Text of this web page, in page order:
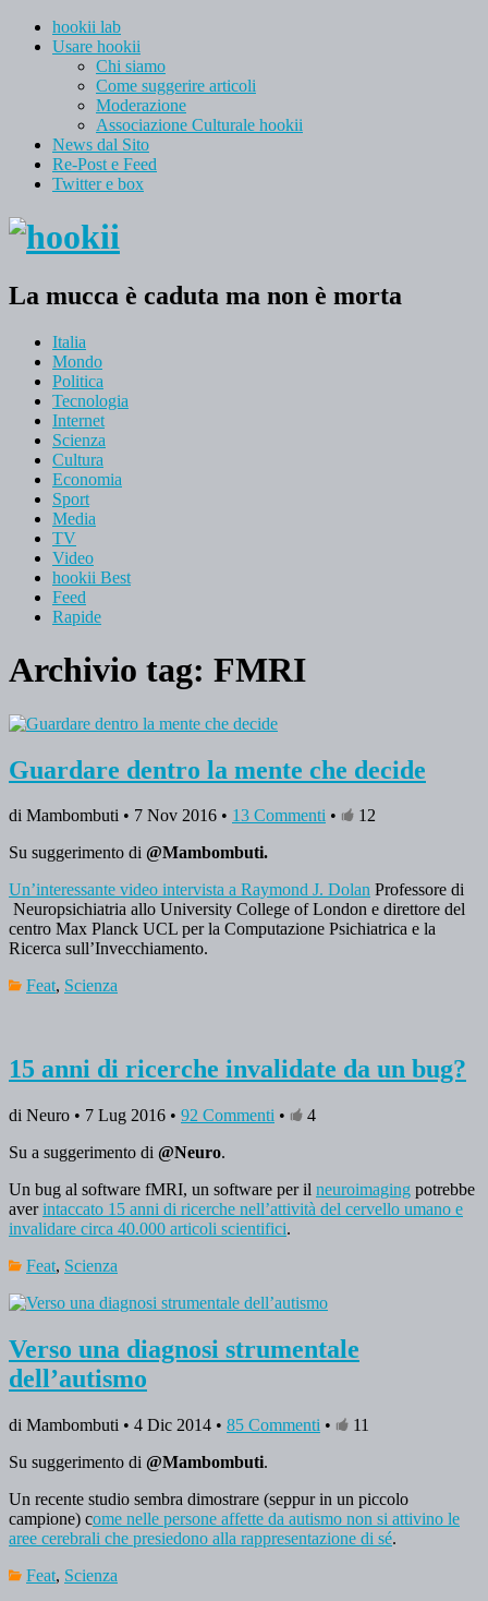
hookii lab
Usare hookii
Chi siamo
Come suggerire articoli
Moderazione
Associazione Culturale hookii
News dal Sito
Re-Post e Feed
Twitter e box
La mucca è caduta ma non è morta
Italia
Mondo
Politica
Tecnologia
Internet
Scienza
Cultura
Economia
Sport
Media
TV
Video
hookii Best
Feed
Rapide
Archivio tag: FMRI
Guardare dentro la mente che decide
di Mambombuti • 7 Nov 2016 • 13 Commenti •
12
Su suggerimento di @Mambombuti.
Un’interessante video intervista a Raymond J. Dolan Professore di
Neuropsichiatria allo University College of London e direttore del
centro Max Planck UCL per la Computazione Psichiatrica e la
Ricerca sull’Invecchiamento.
Feat, Scienza
15 anni di ricerche invalidate da un bug?
di Neuro • 7 Lug 2016 • 92 Commenti •
4
Su a suggerimento di @Neuro.
Un bug al software fMRI, un software per il neuroimaging potrebbe
averintaccato 15 anni di ricerche nell’attività del cervello umano e
invalidare circa 40.000 articoli scientifici.
Feat, Scienza
Verso una diagnosi strumentale
dell’autismo
di Mambombuti • 4 Dic 2014 • 85 Commenti •
11
Su suggerimento di @Mambombuti.
Un recente studio sembra dimostrare (seppur in un piccolo
campione) come nelle persone affette da autismo non si attivino le
aree cerebrali che presiedono alla rappresentazione di sé.
Feat, Scienza